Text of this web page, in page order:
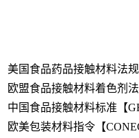
美国食品药品接触材料法规
欧盟食品接触材料着色剂法
中国食品接触材料标准【
欧美包装材料指令【